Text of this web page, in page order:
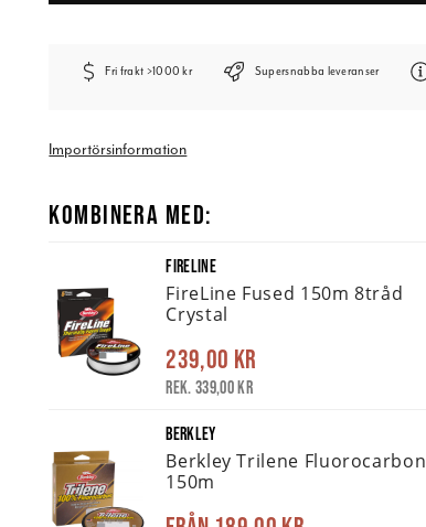
Fri frakt >1000 kr Supersnabba leveranser
Importörsinformation
KOMBINERA MED:
FIRELINE
FireLine Fused 150m 8tråd
Crystal
239,00 kr
Rek. 339,00 kr
BERKLEY
Berkley Trilene Fluorocarbon
150m